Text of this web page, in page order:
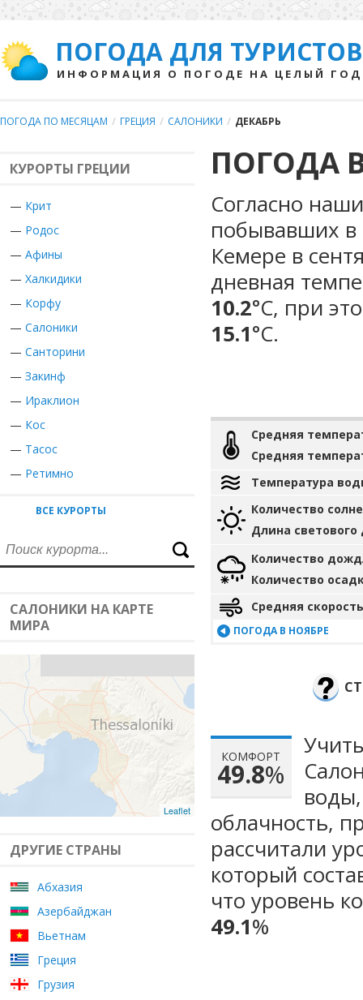
ПОГОДА ДЛЯ ТУРИСТОВ
ИНФОРМАЦИЯ О ПОГОДЕ НА ЦЕЛЫЙ ГОД
ПОГОДА ПО МЕСЯЦАМ / ГРЕЦИЯ / САЛОНИКИ / ДЕКАБРЬ
КУРОРТЫ ГРЕЦИИ
— Крит
— Родос
— Афины
— Халкидики
— Корфу
— Салоники
— Санторини
— Закинф
— Ираклион
— Кос
— Тасос
— Ретимно
ВСЕ КУРОРТЫ
САЛОНИКИ НА КАРТЕ
МИРА
Leaflet
ДРУГИЕ СТРАНЫ
Абхазия
Азербайджан
Вьетнам
Греция
Грузия
ПОГОДА
Согласно
побывавших в
Кемере в
дневная
10.2°С, при
15.1°С.
Средняя
Средняя
Температура
Количество
Длина светового
Количество
Количество
Средняя
ПОГОДА В НОЯБРЕ
КОМФОРТ
49.8%
облачность,
рассчитали
который
что уровень
49.1%